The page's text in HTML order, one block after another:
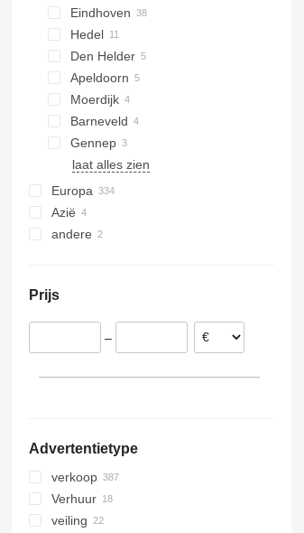
Eindhoven
Hedel
Den Helder
Apeldoorn
Moerdijk
Barneveld
Gennep
laat alles zien
Europa
Spanje
Roemenië
Verenigd Koninkrijk
Azië
Verenigde Arabische Emiraten
andere
Prijs
–
Advertentietype
verkoop
Verhuur
veiling